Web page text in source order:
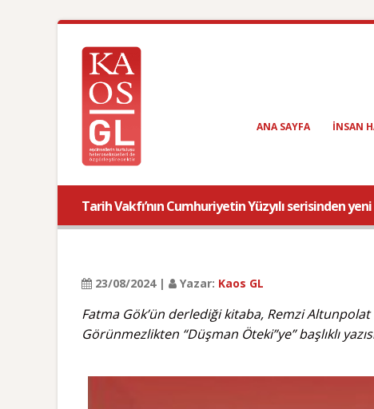
ANA SAYFA INSAN
Tarih Vakfı’nın Cumhuriyetin Yüzyılı serisinden
23/08/2024 | Yazar: Kaos GL
Fatma Gök’ün derlediği kitaba, Remzi Altunpolat
Görünmezlikten “Düşman Öteki”ye” başlıklı